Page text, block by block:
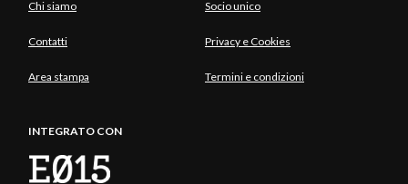
Chi siamo Socio unico
Contatti Privacy e Cookies
Area stampa Termini e condizioni
INTEGRATO CON